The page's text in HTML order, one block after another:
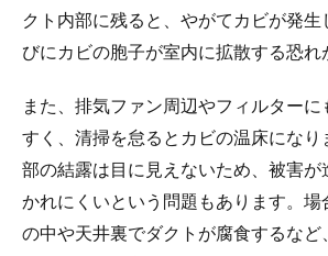
クト内部に残ると、やがてカビが発生
びにカビの胞子が室内に拡散する恐れ
また、排気ファン周辺やフィルター
すく、清掃を怠るとカビの温床になり
部の結露は目に見えないため、被害が
かれにくいという問題もあります。場
の中や天井裏でダクトが腐食するなど